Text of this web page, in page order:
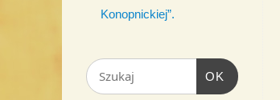
Konopnickiej”.
OK